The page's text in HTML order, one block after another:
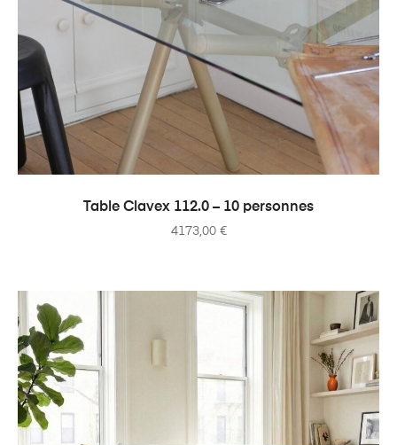
AJOUTER AU PANIER
Table Clavex 112.0 – 10 personnes
4173,00 €